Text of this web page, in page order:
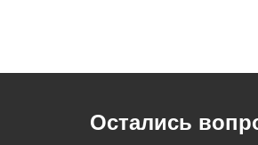
Остались